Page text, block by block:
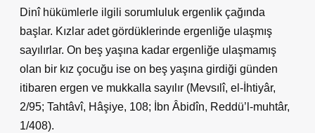
Dinî hükümlerle ilgili sorumluluk ergenlik çağında
başlar. Kızlar adet gördüklerinde ergenliğe ulaşmış
sayılırlar. On beş yaşına kadar ergenliğe ulaşmamış
olan bir kız çocuğu ise on beş yaşına girdiği günden
itibaren ergen ve mukkalla sayılır (Mevsılî, el-İhtiyâr,
2/95; Tahtâvî, Hâşiye, 108; İbn Âbidîn, Reddü’l-muhtâr,
1/408).